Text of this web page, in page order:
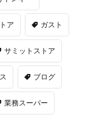
ア ガスト
サミットストア
ブログ
業務スーパー